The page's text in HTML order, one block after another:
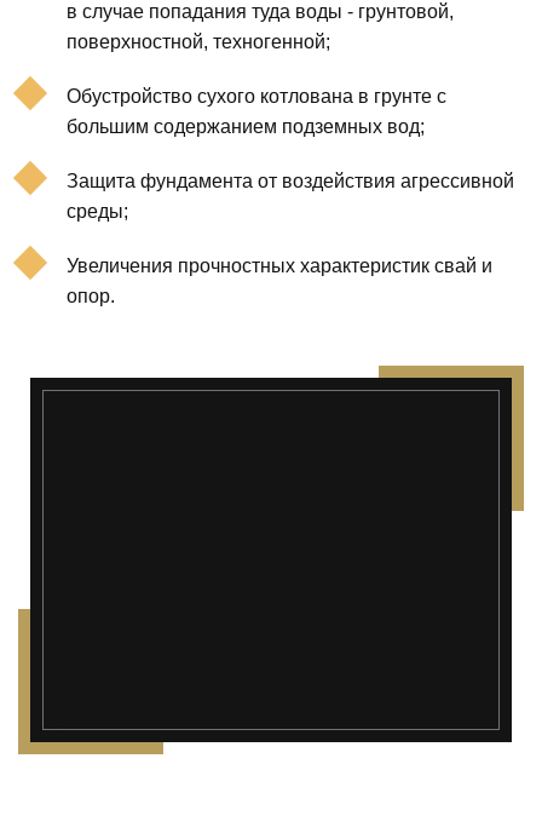
в случае попадания туда воды - грунтовой,
поверхностной, техногенной;
Обустройство сухого котлована в грунте с
большим содержанием подземных вод;
Защита фундамента от воздействия агрессивной
среды;
Увеличения прочностных характеристик свай и
опор.
");">